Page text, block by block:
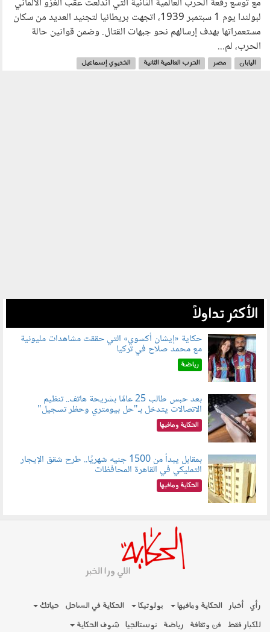
لبولندا يوم 1 سبتمبر 1939، اتجهت بريطانيا لتجنيد العديد من سكان
مستعمراتها بهدف إرسالهم نحو جبهات القتال. وضمن قوانين حالة
الحرب، لم...
اليابان مصر الحرب العالمية الثانية الخديوي إسماعيل
الأكثر تداولاً
080802.jpg
حكاية «إيشان أكسوي» التي حققت مشاهدات مليونية
مع محمد صلاح في تركيا
رياضة
080803.jpg
بعد حبس طالب 25 عامًا بشريحة هاتف.. تنظيم
الاتصالات يتدخل بـ"حل بيومتري وحظر تسجيل"
الحكاية ومافيها
080801.jpg
بمقابل يبدأ من 1500 جنيه شهريًا.. طرح شقق الإيجار
التمليكي في القاهرة المحافظات
الحكاية ومافيها
رأي أخبار الحكاية ومافيها بولوتيكا الحكاية في الساحل
حياتك
للكبار فقط فن وثقافة رياضة نوستالجيا شوف الحكاية